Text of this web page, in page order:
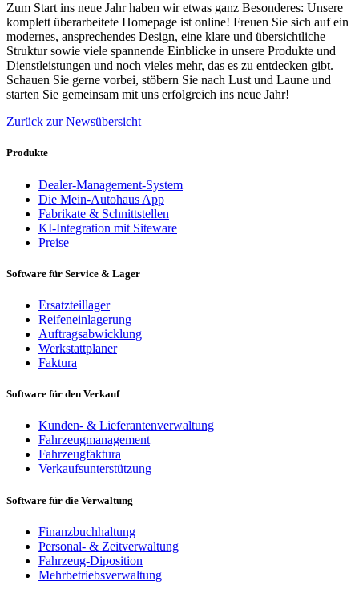
Zum Start ins neue Jahr haben wir etwas ganz Besonderes: Unsere
komplett überarbeitete Homepage ist online! Freuen Sie sich auf ein
modernes, ansprechendes Design, eine klare und übersichtliche
Struktur sowie viele spannende Einblicke in unsere Produkte und
Dienstleistungen und noch vieles mehr, das es zu entdecken gibt.
Schauen Sie gerne vorbei, stöbern Sie nach Lust und Laune und
starten Sie gemeinsam mit uns erfolgreich ins neue Jahr!
Zurück zur Newsübersicht
Produkte
Dealer-Management-System
Die Mein-Autohaus App
Fabrikate & Schnittstellen
KI-Integration mit Siteware
Preise
Software für Service & Lager
Ersatzteillager
Reifeneinlagerung
Auftragsabwicklung
Werkstattplaner
Faktura
Software für den Verkauf
Kunden- & Lieferantenverwaltung
Fahrzeugmanagement
Fahrzeugfaktura
Verkaufsunterstützung
Software für die Verwaltung
Finanzbuchhaltung
Personal- & Zeitverwaltung
Fahrzeug-Diposition
Mehrbetriebsverwaltung